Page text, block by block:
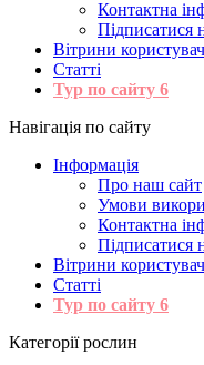
Контактна
Підписатися
Вітрини
Статті
Тур по сайту 6
Навігація по сайту
Інформація
Про наш сайт
Умови
Контактна
Підписатися
Вітрини
Статті
Тур по сайту 6
Категорії рослин